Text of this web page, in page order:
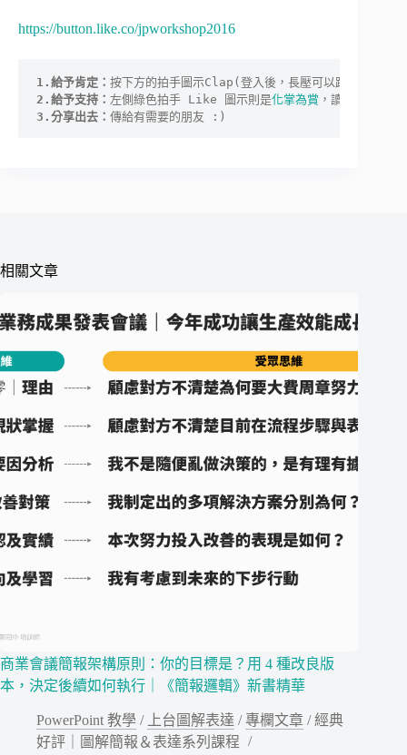
https://button.like.co/jpworkshop2016
1.給予肯定： 按下方的拍手圖示Clap(登入後，長壓可以跑出數字
2.給予支持： 左側綠色拍手 Like 圖示則是化掌為賞 ，讀者每一按
3.分享出去： 傳給有需要的朋友 :)
相關文章
商業會議簡報架構原則：你的目標是？用 4 種改良版
本，決定後續如何執行｜《簡報邏輯》新書精華
PowerPoint 教學 / 上台圖解表達 /專欄文章 /經典
好評｜圖解簡報＆表達系列課程